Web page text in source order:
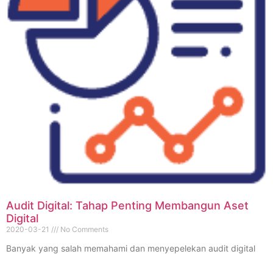
Audit Digital: Tahap Penting Membangun Aset
Digital
2020-03-21 No Comments
Banyak yang salah memahami dan menyepelekan audit digital